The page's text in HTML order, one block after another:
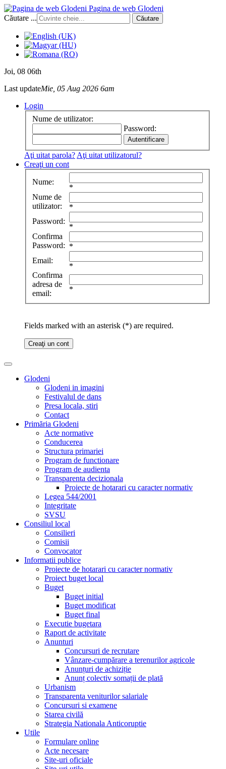
Pagina de web Glodeni
Căutare ...
Căutare
Joi, 08 06th
Last updateMie, 05 Aug 2026 6am
Login
Nume de utilizator:
Password:
Aţi uitat parola? Aţi uitat utilizatorul?
Creaţi un cont
Nume:
*
Nume de
utilizator:
*
Password:
*
Confirma
Password: *
Email:
*
Confirma
adresa de
email:
*
Fields marked with an asterisk (*) are required.
Creaţi un cont
Glodeni
Glodeni in imagini
Festivalul de dans
Presa locala, stiri
Contact
Primăria Glodeni
Acte normative
Conducerea
Structura primariei
Program de functionare
Program de audienta
Transparenta decizionala
Proiecte de hotarari cu caracter normativ
Legea 544/2001
Integritate
SVSU
Consiliul local
Consilieri
Comisii
Convocator
Informatii publice
Proiecte de hotarari cu caracter normativ
Proiect buget local
Buget
Buget initial
Buget modificat
Buget final
Executie bugetara
Raport de activitate
Anunturi
Concursuri de recrutare
Vânzare-cumpărare a terenurilor agricole
Anunțuri de achiziție
Anunț colectiv somații de plată
Urbanism
Transparenta veniturilor salariale
Concursuri si examene
Starea civilă
Strategia Nationala Anticoruptie
Utile
Formulare online
Acte necesare
Site-uri oficiale